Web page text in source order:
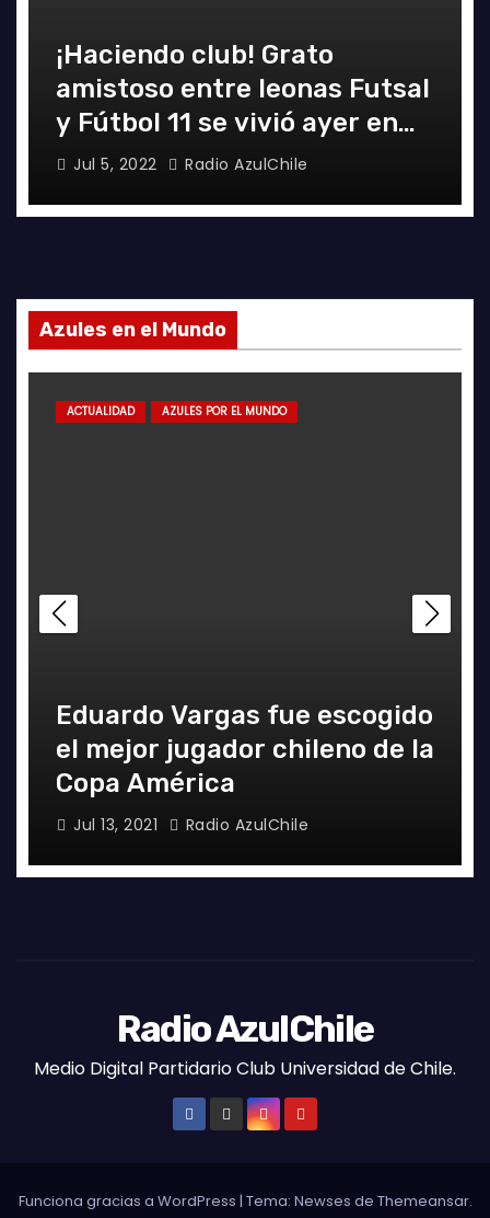
¡Haciendo club! Grato
amistoso entre leonas Futsal
y Fútbol 11 se vivió ayer en
La Florida
Jul 5, 2022 Radio AzulChile
Azules en el Mundo
ACTUALIDAD AZULES POR EL MUNDO
Eduardo Vargas fue escogido
el mejor jugador chileno de la
Copa América
Jul 13, 2021 Radio AzulChile
Radio AzulChile
Medio Digital Partidario Club Universidad de Chile.
Funciona gracias a WordPress | Tema: Newses de Themeansar.